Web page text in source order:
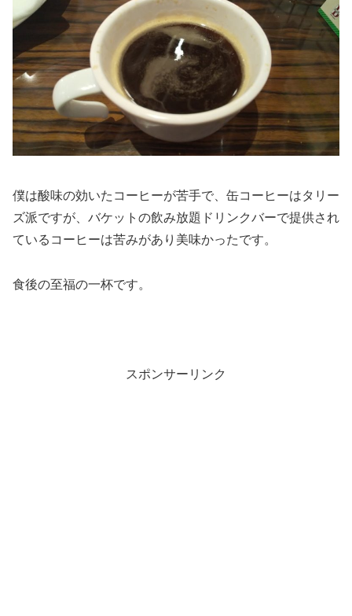
僕は酸味の効いたコーヒーが苦手で、缶コーヒーはタリー
ズ派ですが、バケットの飲み放題ドリンクバーで提供され
ているコーヒーは苦みがあり美味かったです。
食後の至福の一杯です。
スポンサーリンク